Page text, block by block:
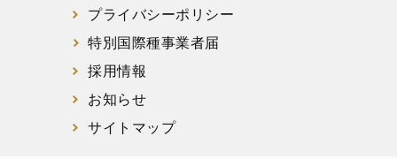
プライバシーポリシー
特別国際種事業者届
採用情報
お知らせ
サイトマップ